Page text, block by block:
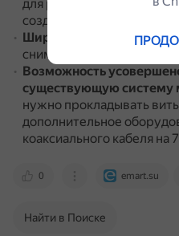
для различных задач —
создания
Широкий динамический
снимать детали как в
Возможность
существующую систему
нужно прокладывать
дополнительное
коаксиального кабеля на
0 emart.su
Найти в Поиске